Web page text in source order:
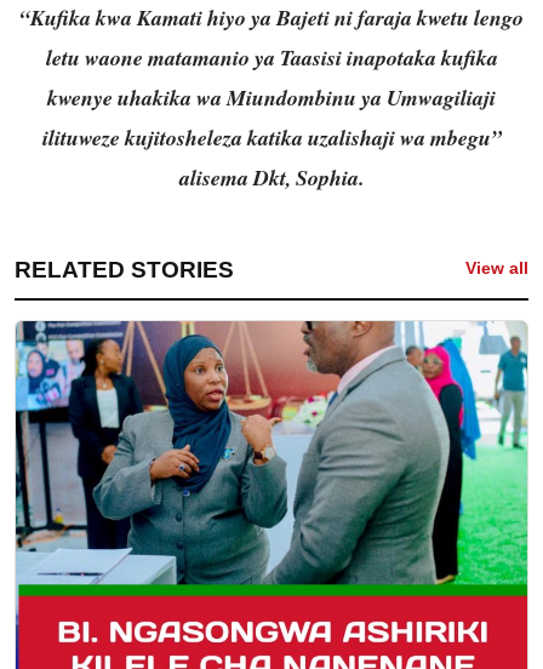
“Kufika kwa Kamati hiyo ya Bajeti ni faraja kwetu lengo
letu waone matamanio ya Taasisi inapotaka kufika
kwenye uhakika wa Miundombinu ya Umwagiliaji
ilituweze kujitosheleza katika uzalishaji wa mbegu”
alisema Dkt, Sophia.
RELATED STORIES View all